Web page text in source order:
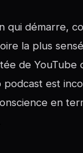
qui démarre,
la plus
de YouTube
podcast est
en